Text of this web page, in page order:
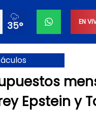
35° EN
Epstein y